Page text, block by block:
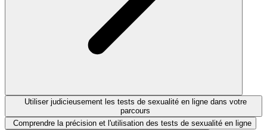
Utiliser judicieusement les tests de sexualité en ligne dans votre
parcours
Comprendre la précision et l'utilisation des tests de sexualité en ligne